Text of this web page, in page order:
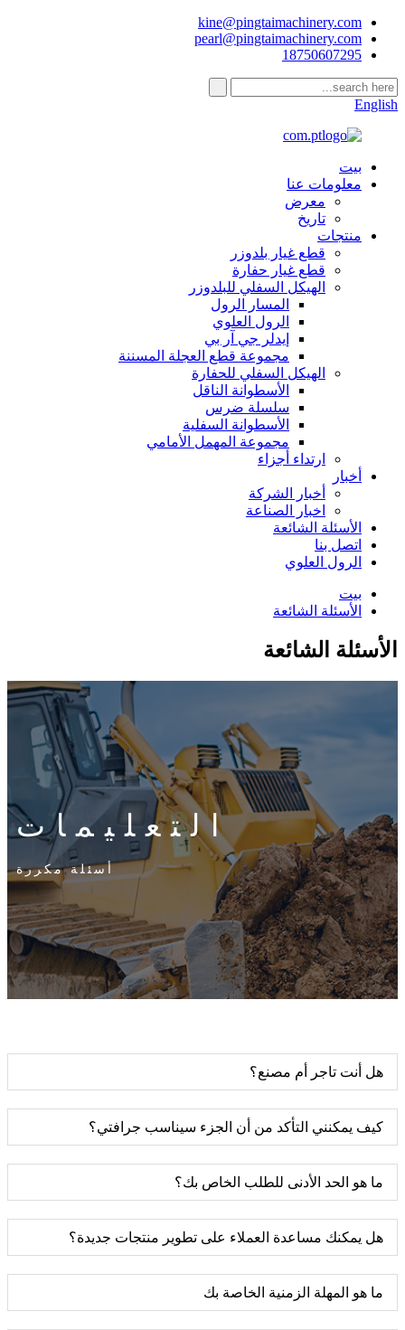
kine@pingtaimachinery.com
pearl@pingtaimachinery.com
18750607295
English
بيت
معلومات عنا
معرض
تاريخ
منتجات
قطع غيار بلدوزر
قطع غيار حفارة
الهيكل السفلي للبلدوزر
المسار الرول
الرول العلوي
إيدلر جي آر بي
مجموعة قطع العجلة المسننة
الهيكل السفلي للحفارة
الأسطوانة الناقل
سلسلة ضرس
الأسطوانة السفلية
مجموعة المهمل الأمامي
ارتداء أجزاء
أخبار
أخبار الشركة
اخبار الصناعة
الأسئلة الشائعة
اتصل بنا
الرول العلوي
بيت
الأسئلة الشائعة
الأسئلة الشائعة
التعليمات
أسئلة مكررة
هل أنت تاجر أم مصنع؟
كيف يمكنني التأكد من أن الجزء سيناسب جرافتي؟
ما هو الحد الأدنى للطلب الخاص بك؟
هل يمكنك مساعدة العملاء على تطوير منتجات جديدة؟
ما هو المهلة الزمنية الخاصة بك